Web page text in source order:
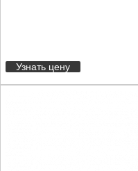
Узнать цену